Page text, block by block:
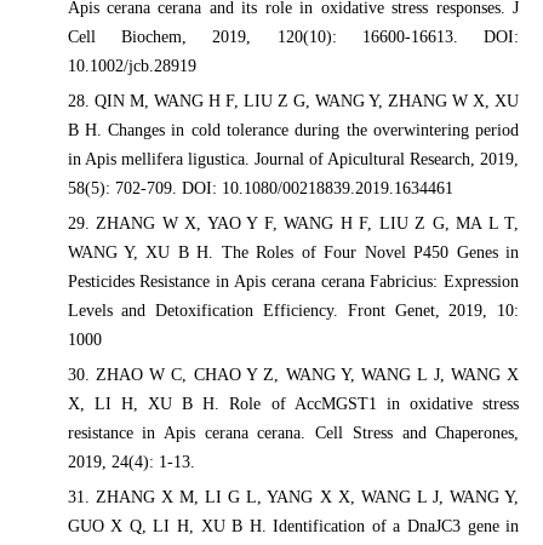
Apis cerana cerana and its role in oxidative stress responses. J
Cell Biochem, 2019, 120(10): 16600-16613. DOI:
10.1002/jcb.28919
28. QIN M, WANG H F, LIU Z G, WANG Y, ZHANG W X, XU
B H. Changes in cold tolerance during the overwintering period
in Apis mellifera ligustica. Journal of Apicultural Research, 2019,
58(5): 702-709. DOI: 10.1080/00218839.2019.1634461
29. ZHANG W X, YAO Y F, WANG H F, LIU Z G, MA L T,
WANG Y, XU B H. The Roles of Four Novel P450 Genes in
Pesticides Resistance in Apis cerana cerana Fabricius: Expression
Levels and Detoxification Efficiency. Front Genet, 2019, 10:
1000
30. ZHAO W C, CHAO Y Z, WANG Y, WANG L J, WANG X
X, LI H, XU B H. Role of AccMGST1 in oxidative stress
resistance in Apis cerana cerana. Cell Stress and Chaperones,
2019, 24(4): 1-13.
31. ZHANG X M, LI G L, YANG X X, WANG L J, WANG Y,
GUO X Q, LI H, XU B H. Identification of a DnaJC3 gene in